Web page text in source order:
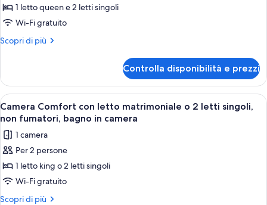
bagno
in
Superior
1 letto queen e 2 letti singoli
Wi-Fi gratuito
Scopri di più
Altri
Superior
Controlla disponibilità e prezzi
Apri
tutte
le
foto
per
Camera
Comfort
con
Camera d'albergo con un letto
5
Camera Comfort con letto matrimoniale o 2 letti singoli,
non fumatori, bagno in camera
1 camera
Per 2 persone
1 letto king o 2 letti singoli
Wi-Fi gratuito
Scopri di più
Altri